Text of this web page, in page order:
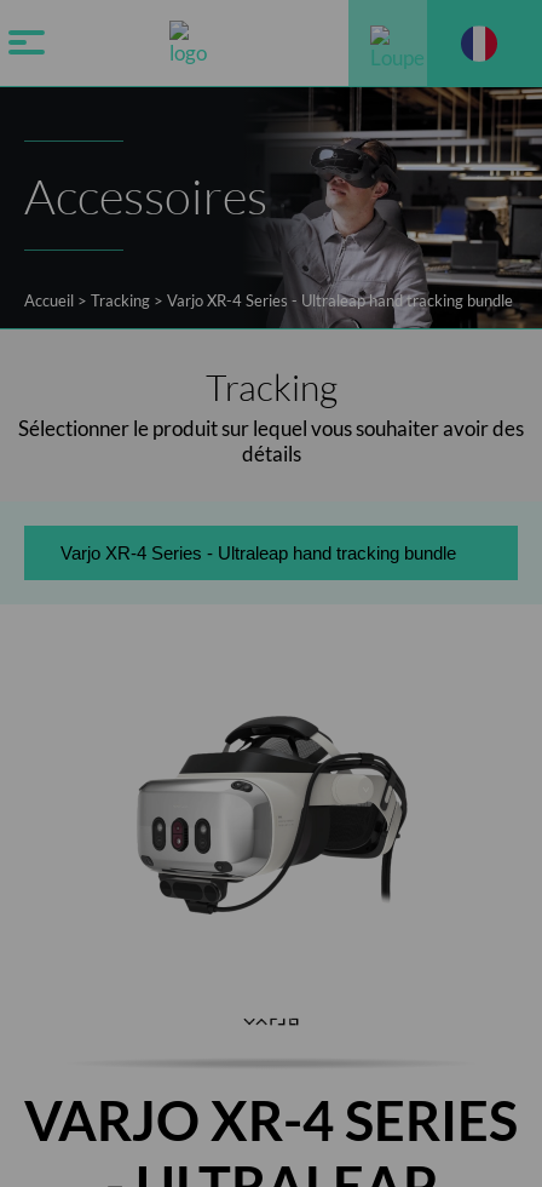
Accessoires
Accueil > Tracking > Varjo XR-4 Series - Ultraleap hand tracking bundle
Tracking
Sélectionner le produit sur lequel vous souhaiter avoir des
détails
VARJO XR-4 SERIES